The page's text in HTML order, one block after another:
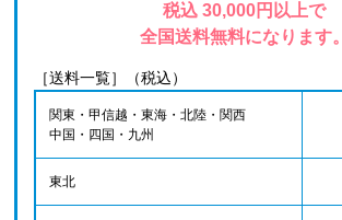
税込 30,000円以上で
全国送料無料になります。
［送料一覧］（税込）
関東・甲信越・東海・北陸・関西
中国・四国・九州
東北